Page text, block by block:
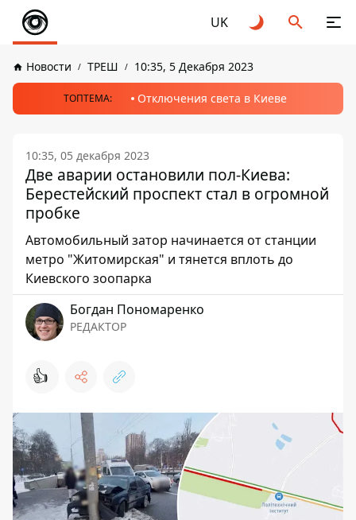
UK
Новости ТРЕШ 10:35, 5 Декабря 2023
ТОПТЕМА: Отключения света в Киеве
10:35, 05 декабря 2023
Две аварии остановили пол-Киева:
Берестейский проспект стал в огромной
пробке
Автомобильный затор начинается от станции
метро "Житомирская" и тянется вплоть до
Киевского зоопарка
Богдан Пономаренко
РЕДАКТОР
👍